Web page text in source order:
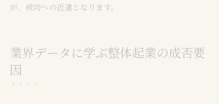
が、成功への近道となります。
業界データに学ぶ整体起業の成否要
因